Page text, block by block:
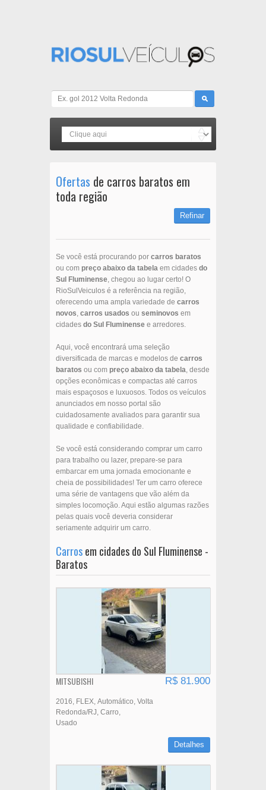
Ofertas de carros baratos em
toda região
Refinar
Se você está procurando por carros baratos
ou com preço abaixo da tabela em cidades do
Sul Fluminense, chegou ao lugar certo! O
RioSulVeiculos é a referência na região,
oferecendo uma ampla variedade de carros
novos, carros usados ou seminovos em
cidades do Sul Fluminense e arredores.
Aqui, você encontrará uma seleção
diversificada de marcas e modelos de carros
baratos ou com preço abaixo da tabela, desde
opções econômicas e compactas até carros
mais espaçosos e luxuosos. Todos os veículos
anunciados em nosso portal são
cuidadosamente avaliados para garantir sua
qualidade e confiabilidade.
Se você está considerando comprar um carro
para trabalho ou lazer, prepare-se para
embarcar em uma jornada emocionante e
cheia de possibilidades! Ter um carro oferece
uma série de vantagens que vão além da
simples locomoção. Aqui estão algumas razões
pelas quais você deveria considerar
seriamente adquirir um carro.
Carrosem cidades do Sul Fluminense -
Baratos
MITSUBISHI R$ 81.900
2016 FLEX Automático Volta
Redonda/RJ Carro
Usado
Detalhes